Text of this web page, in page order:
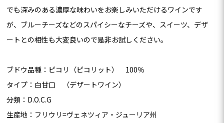
でも深みのある濃厚な味わいをお楽しみいただけるワインです
が、ブルーチーズなどのスパイシーなチーズや、スイーツ、デザ
ートとの相性も大変良いので是非お試しください。
ブドウ品種：ピコリ（ピコリット） 100％
タイプ：白甘口 （デザートワイン）
分類：D.O.C.G
生産地：フリウリ=ヴェネツィア・ジューリア州